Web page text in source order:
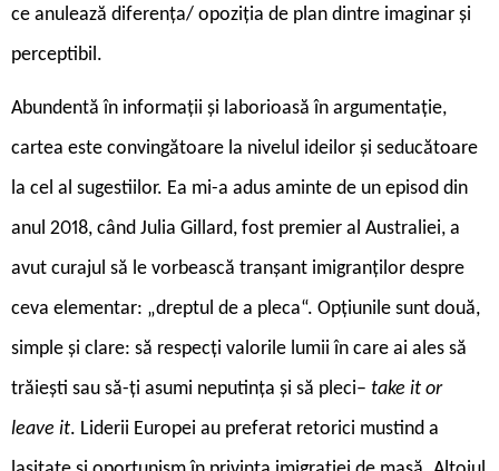
ce anulează diferența/ opoziția de plan dintre imaginar și
perceptibil.
Abundentă în informații și laborioasă în argumentație,
cartea este convingătoare la nivelul ideilor și seducătoare
la cel al sugestiilor. Ea mi-a adus aminte de un episod din
anul 2018, când Julia Gillard, fost premier al Australiei, a
avut curajul să le vorbească tranșant imigranților despre
ceva elementar: „dreptul de a pleca“. Opțiunile sunt două,
simple și clare: să respecți valorile lumii în care ai ales să
trăiești sau să-ți asumi neputința și să pleci– take it or
leave it. Liderii Europei au preferat retorici mustind a